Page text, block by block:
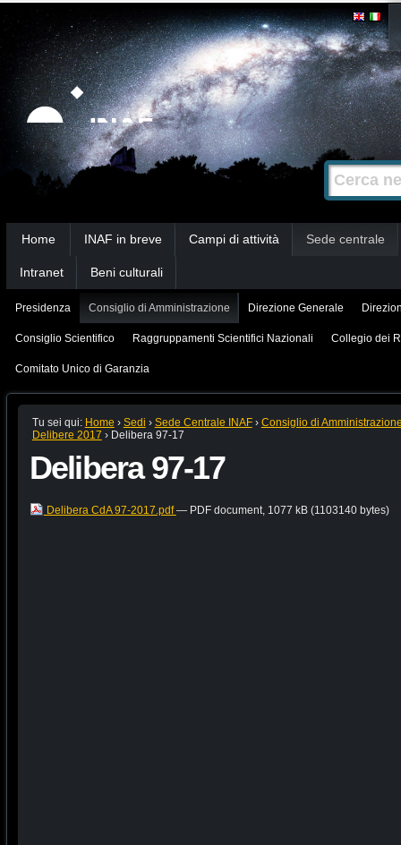
Strumenti
personali
Salta
contenuti.
|
Salta
alla
navigazione
Cerca nel
Ricerca
avanzata…
Home INAF in breve Campi di attività Sede centrale
Intranet Beni culturali
Presidenza Consiglio di Amministrazione Direzione Generale
Consiglio Scientifico Raggruppamenti Scientifici Nazionali Collegio dei
Comitato Unico di Garanzia
Tu sei qui: Home › Sedi › Sede Centrale INAF › Consiglio di
Delibere 2017 › Delibera 97-17
Delibera 97-17
Delibera CdA 97-2017.pdf— PDF document, 1077 kB (1103140 bytes)